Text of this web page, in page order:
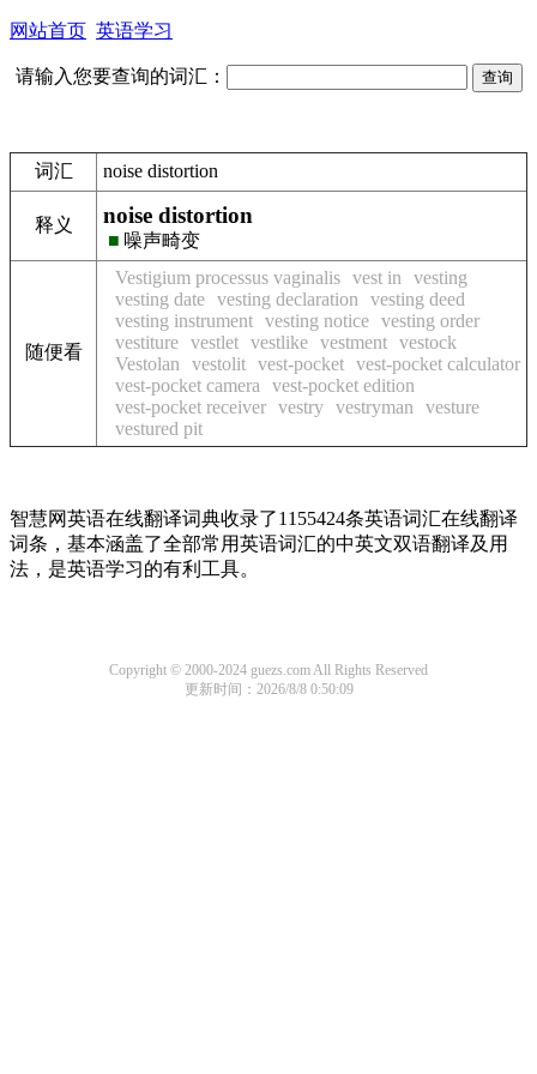
网站首页 英语学习
请输入您要查询的词汇：
词汇 noise distortion
释义 noise distortion
■ 噪声畸变
随便看
Vestigium processus vaginalis vest in
vesting
vesting date vesting declaration
vesting deed
vesting instrument vesting notice vesting order
vestiture vestlet vestlike vestment vestock
Vestolan
vestolit vest-pocket vest-pocket calculator
vest-pocket camera
vest-pocket edition
vest-pocket receiver vestry vestryman
vesture
vestured pit
智慧网英语在线翻译词典收录了1155424条英语词汇在线翻译
词条，基本涵盖了全部常用英语词汇的中英文双语翻译及用
法，是英语学习的有利工具。
Copyright © 2000-2024 guezs.com All Rights Reserved
更新时间：2026/8/8 0:50:09